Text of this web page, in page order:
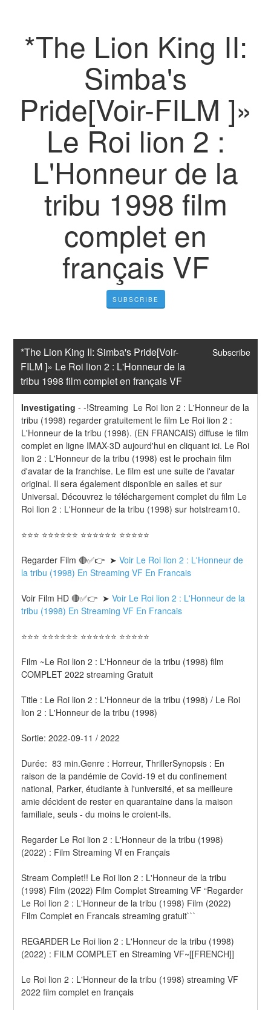
*The Lion King II:
Simba's
Pride[Voir-FILM ]»
Le Roi lion 2 :
L'Honneur de la
tribu 1998 film
complet en
français VF
SUBSCRIBE
*The Lion King II: Simba's Pride[Voir-
FILM ]» Le Roi lion 2 : L'Honneur de la
tribu 1998 film complet en français VF
Subscribe
Investigating --!Streaming  Le Roi lion 2 : L'Honneur de la
tribu (1998) regarder gratuitement le film Le Roi lion 2 :
L'Honneur de la tribu (1998). (EN FRANCAIS) diffuse le film
complet en ligne IMAX-3D aujourd'hui en cliquant ici. Le Roi
lion 2 : L'Honneur de la tribu (1998) est le prochain film
d'avatar de la franchise. Le film est une suite de l'avatar
original. Il sera également disponible en salles et sur
Universal. Découvrez le téléchargement complet du film Le
Roi lion 2 : L'Honneur de la tribu (1998) sur hotstream10.
⭐⭐⭐ ⭐⭐⭐⭐⭐⭐ ⭐⭐⭐⭐⭐⭐ ⭐⭐⭐⭐⭐
Regarder Film 🔴✅👉  ➤ Voir Le Roi lion 2 : L'Honneur de
la tribu (1998) En Streaming VF En Francais
Voir Film HD 🔴✅👉  ➤ Voir Le Roi lion 2 : L'Honneur de la
tribu (1998) En Streaming VF En Francais
⭐⭐⭐ ⭐⭐⭐⭐⭐⭐ ⭐⭐⭐⭐⭐⭐ ⭐⭐⭐⭐⭐
Film ~Le Roi lion 2 : L'Honneur de la tribu (1998) film
COMPLET 2022 streaming Gratuit
Title : Le Roi lion 2 : L'Honneur de la tribu (1998) / Le Roi
lion 2 : L'Honneur de la tribu (1998)
Sortie: 2022-09-11 / 2022
Durée:  83 min.Genre : Horreur, ThrillerSynopsis : En
raison de la pandémie de Covid-19 et du confinement
national, Parker, étudiante à l'université, et sa meilleure
amie décident de rester en quarantaine dans la maison
familiale, seuls - du moins le croient-ils.
Regarder Le Roi lion 2 : L'Honneur de la tribu (1998)
(2022) : Film Streaming Vf en Français
Stream Complet!! Le Roi lion 2 : L'Honneur de la tribu
(1998) Film (2022) Film Complet Streaming VF “Regarder
Le Roi lion 2 : L'Honneur de la tribu (1998) Film (2022)
Film Complet en Francais streaming gratuit```
REGARDER Le Roi lion 2 : L'Honneur de la tribu (1998)
(2022) : FILM COMPLET en Streaming VF~[[FRENCH]]
Le Roi lion 2 : L'Honneur de la tribu (1998) streaming VF
2022 film complet en français